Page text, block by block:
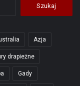
Azja
drapieżne
Gady